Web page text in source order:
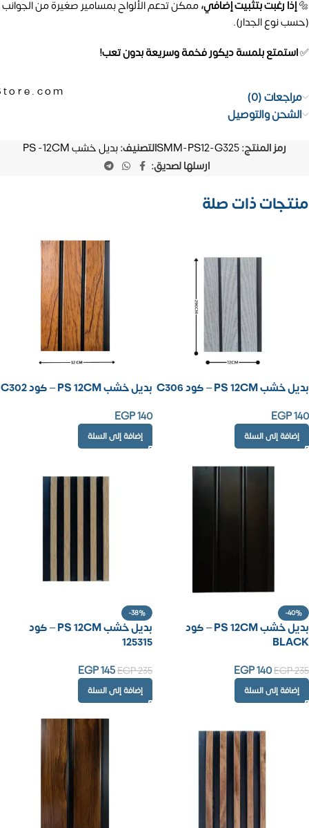
🔩إذا رغبت بتثبيت إضافي،ممكن تدعم الألواح بمسامير صغيرة من الجوانب
(حسب نوع الجدار).
✅استمتع بلمسة ديكور فخمة وسريعة بدون تعب!
مراجعات (0)
الشحن والتوصيل
رمز المنتج:SMM-PS12-G325التصنيف:بديل خشب PS -12CM
ارسلها لصديق:
منتجات ذات صلة
بديل خشب PS 12CM – كود C306
EGP140
إضافة إلى السلة
بديل خشب PS 12CM – كود C302
EGP140
إضافة إلى السلة
-40%
بديل خشب PS 12CM – كود
BLACK
EGP235
EGP140
إضافة إلى السلة
-38%
بديل خشب PS 12CM – كود
125315
EGP235
EGP145
إضافة إلى السلة